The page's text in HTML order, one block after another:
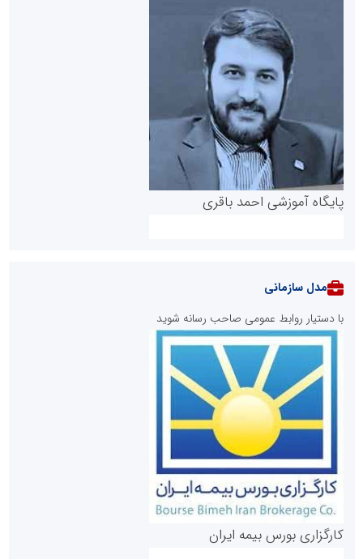
پایگاه آموزشی احمد باقری
روابط عمومی خبرگزاری گزارش خبر
مدل سازمانی
با دستیار روابط عمومی صاحب رسانه شوید
کارگزاری بورس بیمه ایران